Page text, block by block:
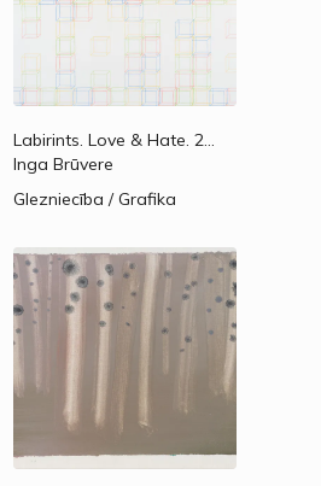
Labirints. Love & Hate. 2003.
Inga Brūvere
Glezniecība / Grafika